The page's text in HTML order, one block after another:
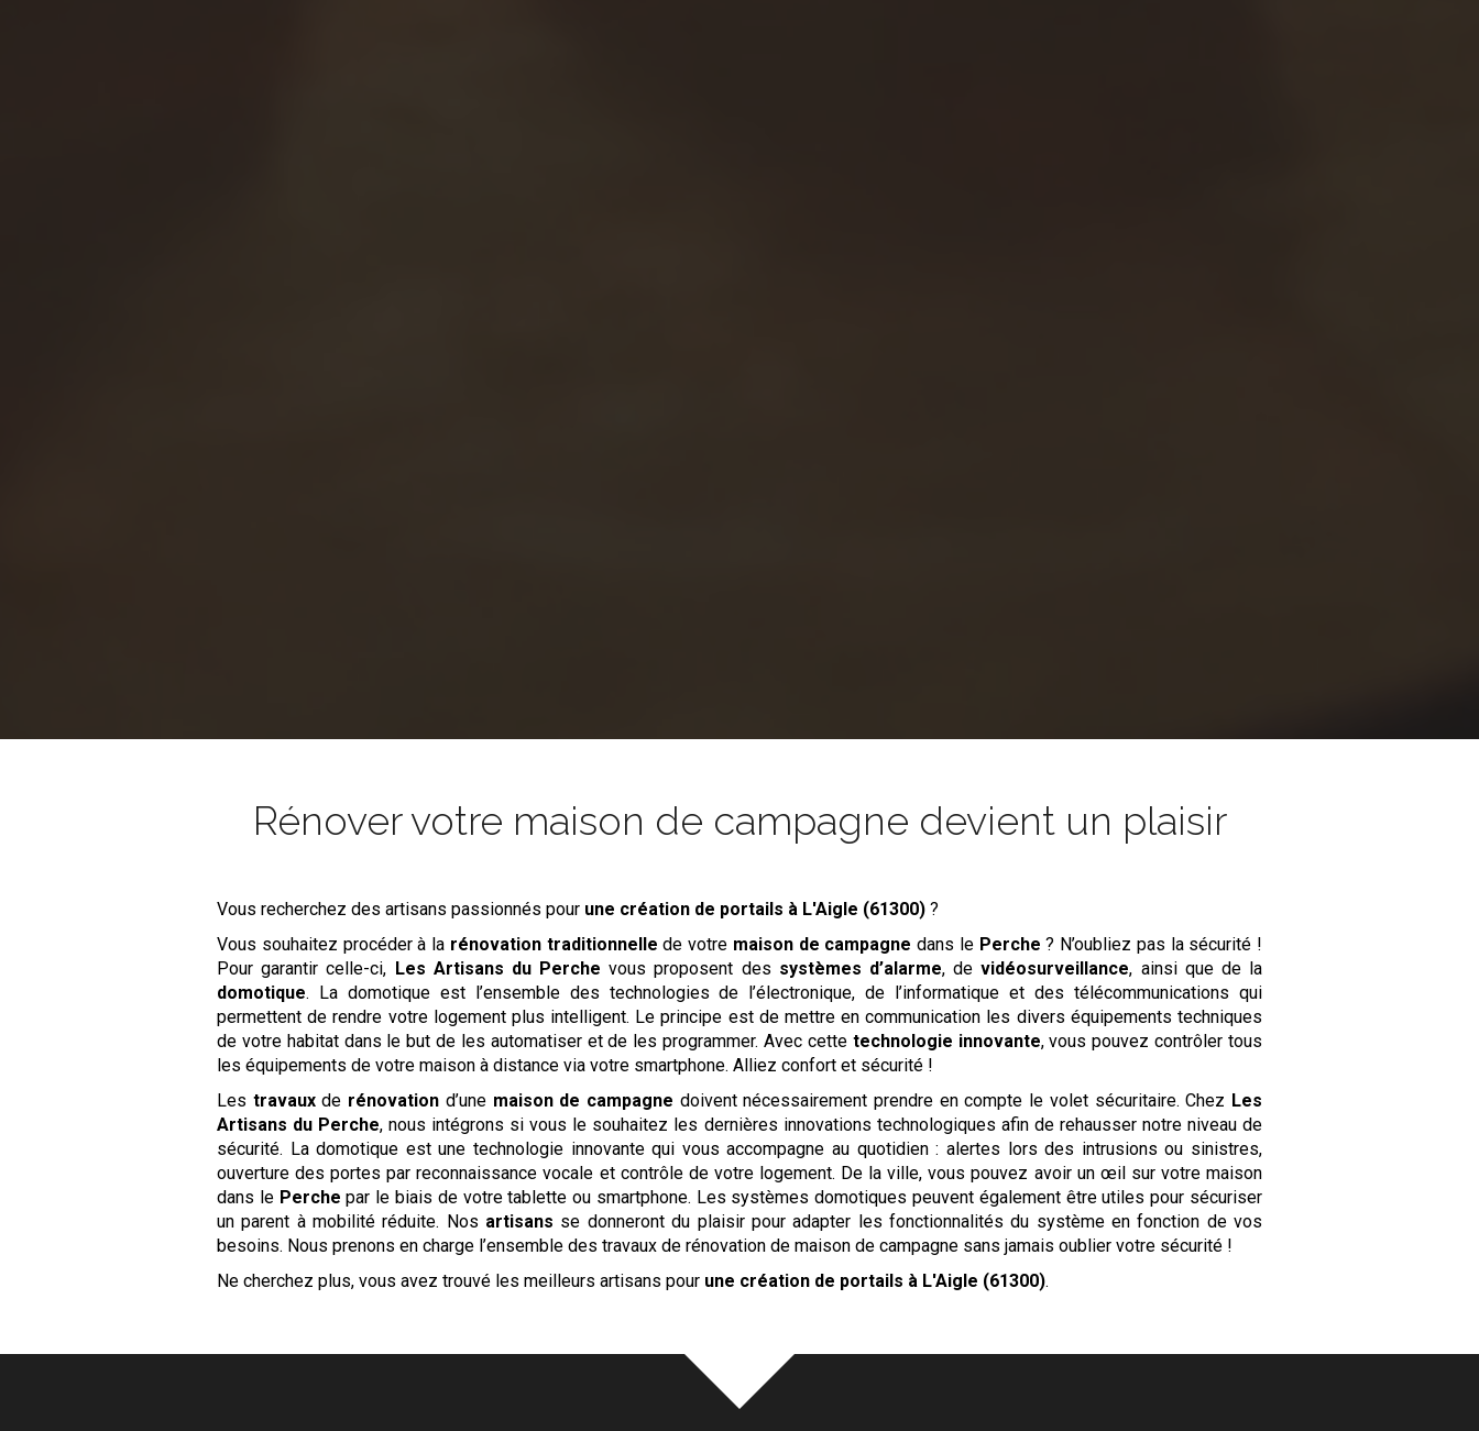
Rénover votre maison de campagne devient un plaisir
Vous recherchez des artisans passionnés pour une création de portails à L'Aigle (61300) ?
Vous souhaitez procéder à la rénovation traditionnelle de votre maison de campagne dans le Perche? N’oubliez pas la sécurité !
Pour garantir celle-ci, Les Artisans du Perche vous proposent des systèmes d’alarme, devidéosurveillance, ainsi que de la
domotique. La domotique est l’ensemble des technologies de l’électronique, de l’informatique et des télécommunications qui
permettent de rendre votre logement plus intelligent. Le principe est de mettre en communication les divers équipements techniques
de votre habitat dans le but de les automatiser et de les programmer. Avec cette technologie innovante, vous pouvez contrôler tous
les équipements de votre maison à distance via votre smartphone. Alliez confort et sécurité !
Les travauxde rénovation d’une maison de campagne doivent nécessairement prendre en compte le volet sécuritaire. Chez Les
Artisans du Perche, nous intégrons si vous le souhaitez les dernières innovations technologiques afin de rehausser notre niveau de
sécurité. La domotique est une technologie innovante qui vous accompagne au quotidien : alertes lors des intrusions ou sinistres,
ouverture des portes par reconnaissance vocale et contrôle de votre logement. De la ville, vous pouvez avoir un œil sur votre maison
dans le Perche par le biais de votre tablette ou smartphone. Les systèmes domotiques peuvent également être utiles pour sécuriser
un parent à mobilité réduite. Nos artisans se donneront du plaisir pour adapter les fonctionnalités du système en fonction de vos
besoins. Nous prenons en charge l’ensemble des travaux de rénovation de maison de campagne sans jamais oublier votre sécurité !
Ne cherchez plus, vous avez trouvé les meilleurs artisans pour une création de portails à L'Aigle (61300).